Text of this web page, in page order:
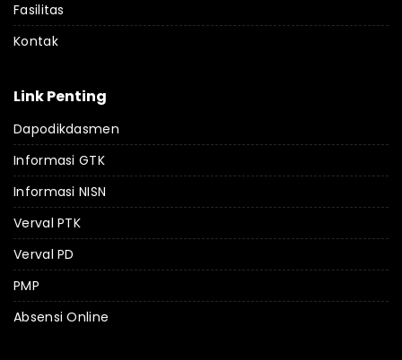
Fasilitas
Kontak
Link Penting
Dapodikdasmen
Informasi GTK
Informasi NISN
Verval PTK
Verval PD
PMP
Absensi Online